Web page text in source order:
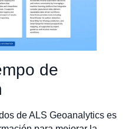
de
de ALS Geoanalytics es